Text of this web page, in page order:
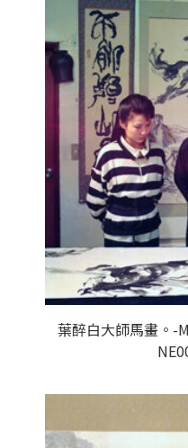
葉醉白大師馬畫。-